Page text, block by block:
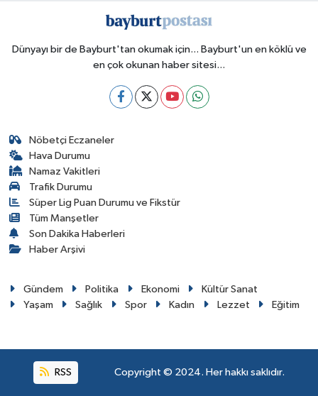
Dünyayı bir de Bayburt'tan okumak için... Bayburt'un en köklü ve
en çok okunan haber sitesi...
Nöbetçi Eczaneler
Hava Durumu
Namaz Vakitleri
Trafik Durumu
Süper Lig Puan Durumu ve Fikstür
Tüm Manşetler
Son Dakika Haberleri
Haber Arşivi
Gündem Politika Ekonomi
Kültür Sanat
Yaşam
Sağlık Spor Kadın Lezzet Eğitim
RSS Copyright © 2024. Her hakkı saklıdır.